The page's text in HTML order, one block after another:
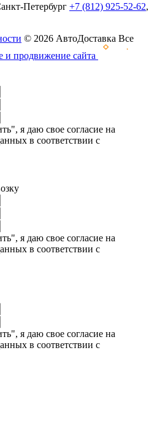
Петербург +7 (812) 925-52-62,
© 2026 АвтоДоставка Все
и продвижение сайта
я даю свое согласие на
в соответствии с
я даю свое согласие на
в соответствии с
я даю свое согласие на
в соответствии с